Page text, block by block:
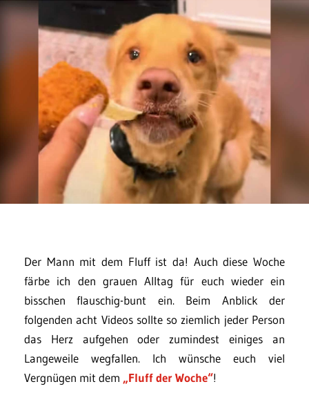
Der Mann mit dem Fluff ist da! Auch diese Woche
färbe ich den grauen Alltag für euch wieder ein
bisschen flauschig-bunt ein. Beim Anblick der
folgenden acht Videos sollte so ziemlich jeder Person
das Herz aufgehen oder zumindest einiges an
Langeweile wegfallen. Ich wünsche euch viel
Vergnügen mit dem „Fluff der Woche“!